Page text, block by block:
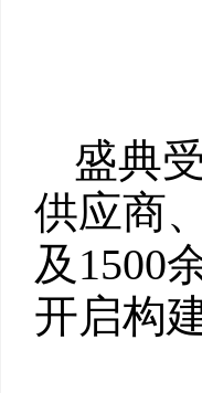
盛典
供应商
及1500
开启构